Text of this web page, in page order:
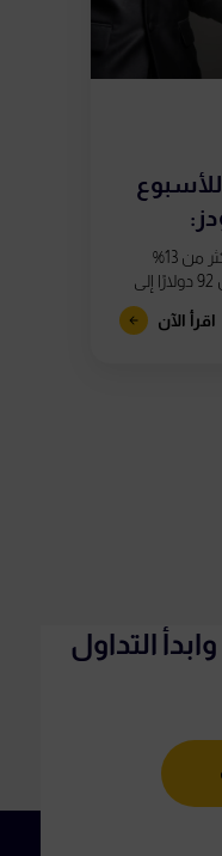
النقاط الرئيسية تراجع النفط بأكثر من 13%
خلال أسبوع واحد، منخفضًا من 92 دولارًا إلى
تشير إلى اقتراب
اقرأ الآن
التداول